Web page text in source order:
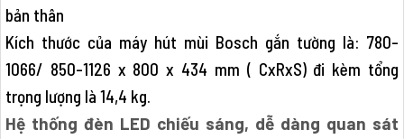
bản thân
Kích thước của máy hút mùi Bosch gắn tường là: 780-
1066/ 850-1126 x 800 x 434 mm ( CxRxS) đi kèm tổng
trọng lượng là 14,4 kg.
Hệ thống đèn LED chiếu sáng, dễ dàng quan sát